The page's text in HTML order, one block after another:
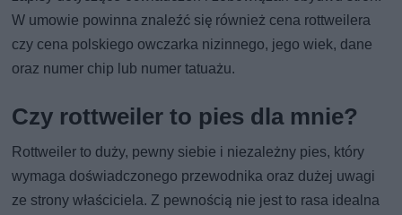
W umowie powinna znaleźć się również cena rottweilera
czy cena polskiego owczarka nizinnego, jego wiek, dane
oraz numer chip lub numer tatuażu.
Czy rottweiler to pies dla mnie?
Rottweiler to duży, pewny siebie i niezależny pies, który
wymaga doświadczonego przewodnika oraz dużej uwagi
ze strony właściciela. Z pewnością nie jest to rasa idealna